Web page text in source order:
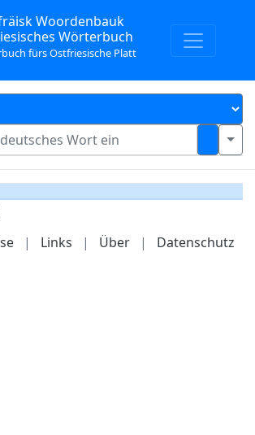
Woordenbauk
Wörterbuch
fürs Ostfriesische Platt
| Links | Über | Datenschutz